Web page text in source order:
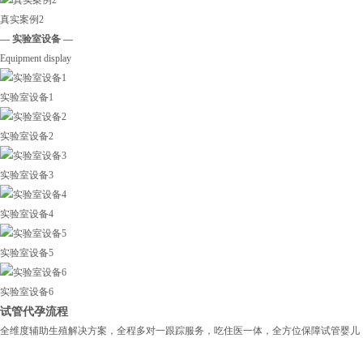
真实案例2
— 实验室设备 —
Equipment display
实验室设备1
实验室设备2
实验室设备3
实验室设备4
实验室设备5
实验室设备6
试管代孕流程
全维度辅助生殖解决方案，全程多对一跟踪服务，吃住医一体，全方位保障试管婴儿